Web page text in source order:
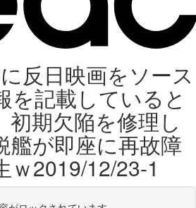
反日映画をソース
を記載していると
初期欠陥を修理し
艦が即座に再故障
ｗ2019/12/23-1